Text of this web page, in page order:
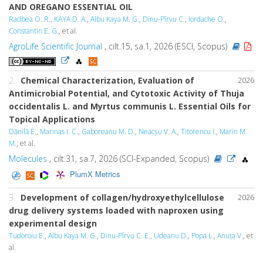
AND OREGANO ESSENTIAL OIL
Radbea O. R., KAYA D. A., Albu Kaya M. G., Dinu-Pîrvu C., Iordache O.,
Constantin E. G., et al.
AgroLife Scientific Journal , cilt.15, sa.1, 2026 (ESCI, Scopus)
2026
2. Chemical Characterization, Evaluation of
Antimicrobial Potential, and Cytotoxic Activity of Thuja
occidentalis L. and Myrtus communis L. Essential Oils for
Topical Applications
Dănilă E., Marinas I. C., Gaboreanu M. D., Neacșu V. A., Titorencu I., Marin M.
M., et al.
Molecules , cilt.31, sa.7, 2026 (SCI-Expanded, Scopus)
PlumX Metrics
2026
3. Development of collagen/hydroxyethylcellulose
drug delivery systems loaded with naproxen using
experimental design
Tudoroiu E., Albu Kaya M. G., Dinu-Pîrvu C. E., Udeanu D., Popa L., Anuța V., et
al.